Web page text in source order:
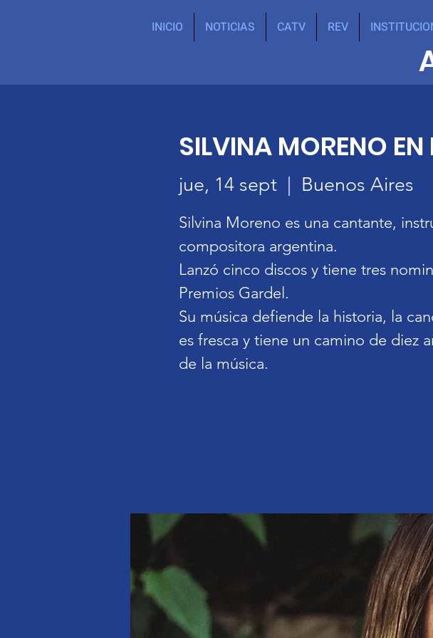
INICIO NOTICIAS CATV REV
SILVINA MORENO
jue, 14 sept
  |
Buenos Aires
Silvina Moreno es una cantante,
compositora argentina.
Lanzó cinco discos y tiene tres
Premios Gardel.
Su música defiende la historia, la
es fresca y tiene un camino de diez
de la música.